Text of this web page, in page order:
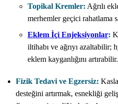
Topikal Kremler: Ağrılı
merhemler geçici rahatlama
Eklem İçi Enjeksiyonlar:
iltihabı ve ağrıyı azaltabilir;
eklem kayganlığını artırabilir.
Fizik Tedavi ve Egzersiz:
desteğini artırmak, esnekliği